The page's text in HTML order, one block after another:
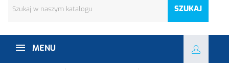
SZUKAJ
MENU